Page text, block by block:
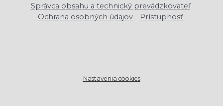
Správca obsahu a technický prevádzkovateľ
Ochrana osobných údajov
Prístupnosť
Nastavenia cookies